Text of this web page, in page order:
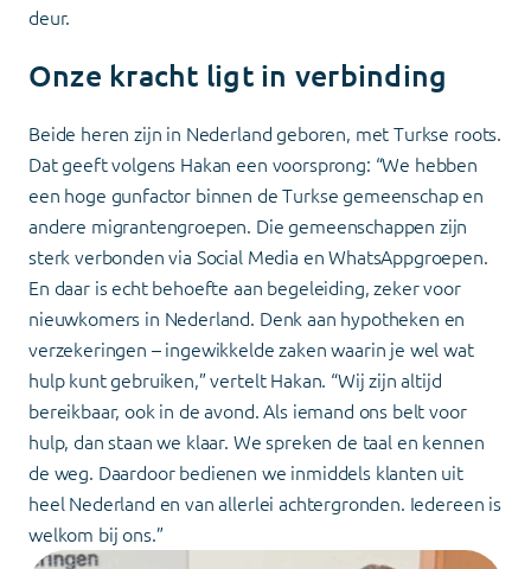
deur.
Onze kracht ligt in verbinding
Beide heren zijn in Nederland geboren, met Turkse roots.
Dat geeft volgens Hakan een voorsprong: “We hebben
een hoge gunfactor binnen de Turkse gemeenschap en
andere migrantengroepen. Die gemeenschappen zijn
sterk verbonden via Social Media en WhatsAppgroepen.
En daar is echt behoefte aan begeleiding, zeker voor
nieuwkomers in Nederland. Denk aan hypotheken en
verzekeringen – ingewikkelde zaken waarin je wel wat
hulp kunt gebruiken,” vertelt Hakan. “Wij zijn altijd
bereikbaar, ook in de avond. Als iemand ons belt voor
hulp, dan staan we klaar. We spreken de taal en kennen
de weg. Daardoor bedienen we inmiddels klanten uit
heel Nederland en van allerlei achtergronden. Iedereen is
welkom bij ons.”